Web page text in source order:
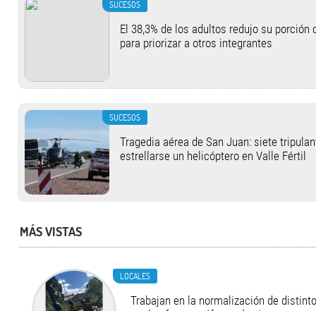
SUCESOS
El 38,3% de los adultos redujo su porción
para priorizar a otros integrantes
SUCESOS
Tragedia aérea de San Juan: siete
estrellarse un helicóptero en Valle Fértil
MÁS VISTAS
LOCALES
Trabajan en la normalización de